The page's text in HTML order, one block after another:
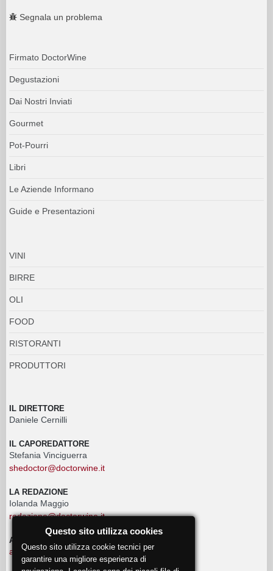
Segnala un problema
Firmato DoctorWine
Degustazioni
Dai Nostri Inviati
Gourmet
Pot-Pourri
Libri
Le Aziende Informano
Guide e Presentazioni
VINI
BIRRE
OLI
FOOD
RISTORANTI
PRODUTTORI
IL DIRETTORE
Daniele Cernilli
IL CAPOREDATTORE
Stefania Vinciguerra
shedoctor@doctorwine.it
LA REDAZIONE
Iolanda Maggio
redazione@doctorwine.it
ADVERTISING
advertising@doctorwine.it
Questo sito utilizza cookies
Questo sito utilizza cookie tecnici per
garantire una migliore esperienza di